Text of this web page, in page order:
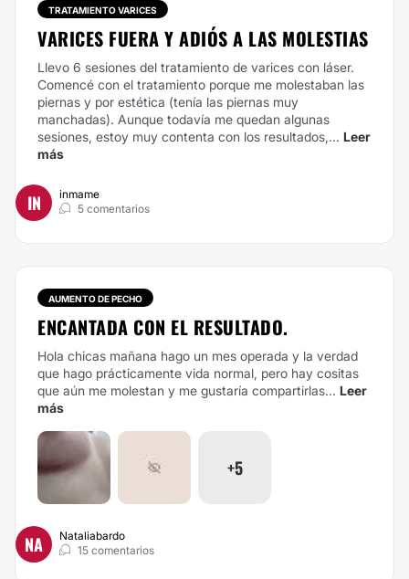
TRATAMIENTO VARICES
VARICES FUERA Y ADIÓS A LAS MOLESTIAS
Llevo 6 sesiones del tratamiento de varices con láser.
Comencé con el tratamiento porque me molestaban las
piernas y por estética (tenía las piernas muy
manchadas). Aunque todavía me quedan algunas
sesiones, estoy muy contenta con los resultados,... Leer
más
IN
inmame
5 comentarios
AUMENTO DE PECHO
ENCANTADA CON EL RESULTADO.
Hola chicas mañana hago un mes operada y la verdad
que hago prácticamente vida normal, pero hay cositas
que aún me molestan y me gustaría compartirlas... Leer
más
+5
NA
Nataliabardo
15 comentarios